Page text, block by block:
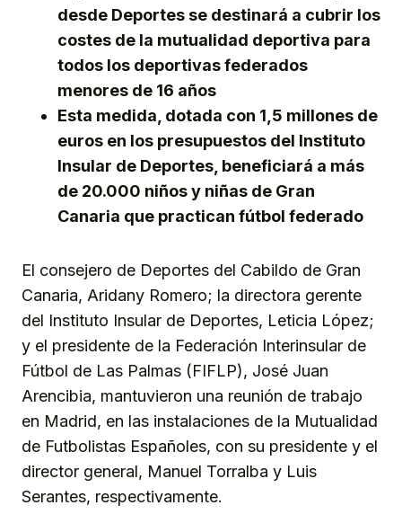
desde Deportes se destinará a cubrir los
costes de la mutualidad deportiva para
todos los deportivas federados
menores de 16 años
Esta medida, dotada con 1,5 millones de
euros en los presupuestos del Instituto
Insular de Deportes, beneficiará a más
de 20.000 niños y niñas de Gran
Canaria que practican fútbol federado
El consejero de Deportes del Cabildo de Gran
Canaria, Aridany Romero; la directora gerente
del Instituto Insular de Deportes, Leticia López;
y el presidente de la Federación Interinsular de
Fútbol de Las Palmas (FIFLP), José Juan
Arencibia, mantuvieron una reunión de trabajo
en Madrid, en las instalaciones de la Mutualidad
de Futbolistas Españoles, con su presidente y el
director general, Manuel Torralba y Luis
Serantes, respectivamente.